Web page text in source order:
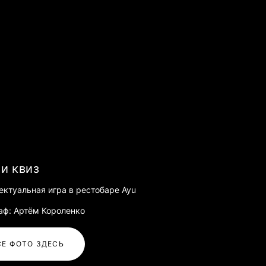
квиз
игра в рестобаре Ayu
Артём Короленко
ФОТО ЗДЕСЬ